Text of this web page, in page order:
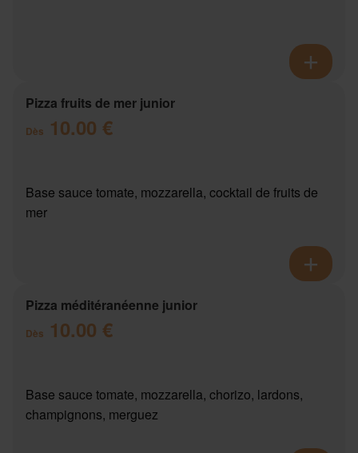
Pizza fruits de mer junior
Dès 10.00 €
Base sauce tomate, mozzarella, cocktail de fruits de
mer
Pizza méditéranéenne junior
Dès 10.00 €
Base sauce tomate, mozzarella, chorizo, lardons,
champignons, merguez